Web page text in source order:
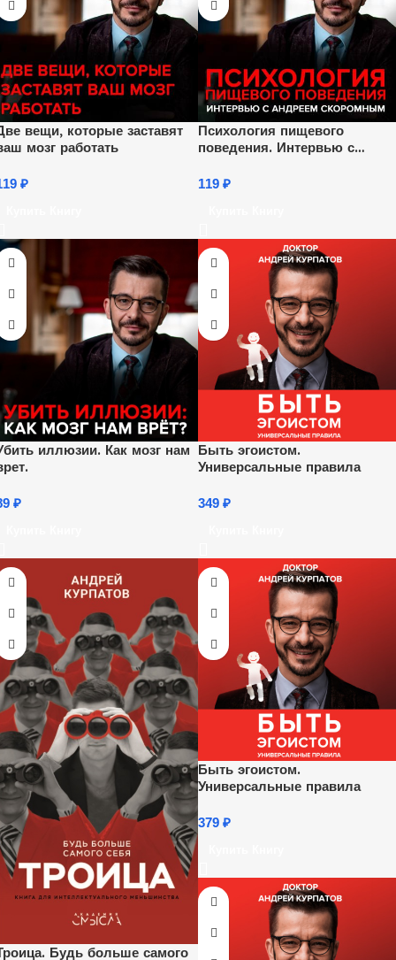
вещи, которые заставят
мозг работать
₽
Психология пищевого
поведения. Интервью с
119 ₽
иллюзии. Как мозг нам
₽
Быть эгоистом.
Универсальные правила
349 ₽
Будь больше самого
Быть эгоистом.
Универсальные правила
379 ₽